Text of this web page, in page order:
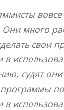
вовсе
Они много
свои
в
судят они
программы
в